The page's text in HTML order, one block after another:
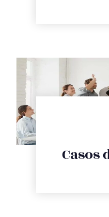
Casos
éxito y satisfacción